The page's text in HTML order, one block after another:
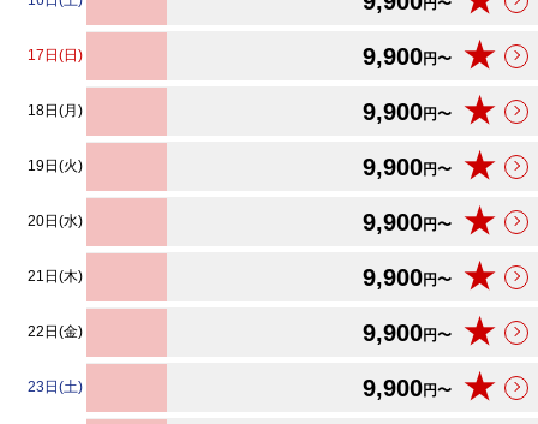
17日(日) 9,900円〜 ★
18日(月) 9,900円〜 ★
19日(火) 9,900円〜 ★
20日(水) 9,900円〜 ★
21日(木) 9,900円〜 ★
22日(金) 9,900円〜 ★
23日(土) 9,900円〜 ★